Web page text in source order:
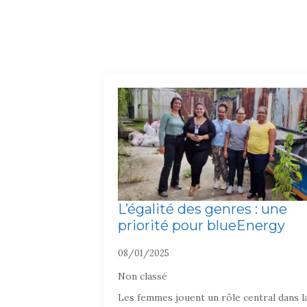
L’égalité des genres : une
priorité pour blueEnergy
08/01/2025
Non classé
Les femmes jouent un rôle central dans